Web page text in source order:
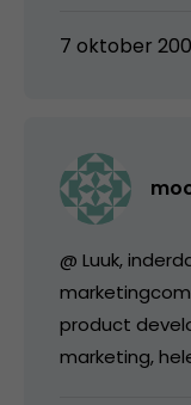
7 oktober
@ Luuk,
product
marketing,